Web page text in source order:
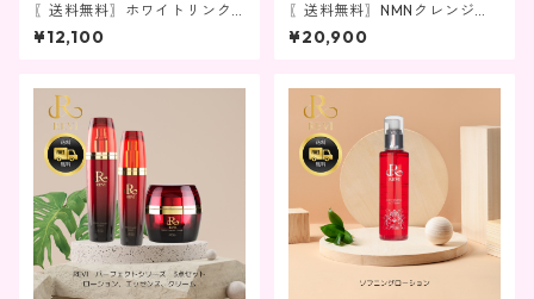
〖送料無料〗ホワイトリンク
ルジェル
¥12,100
〖送料無料〗NMNクレンジン
グ＆洗顔セット
¥20,900